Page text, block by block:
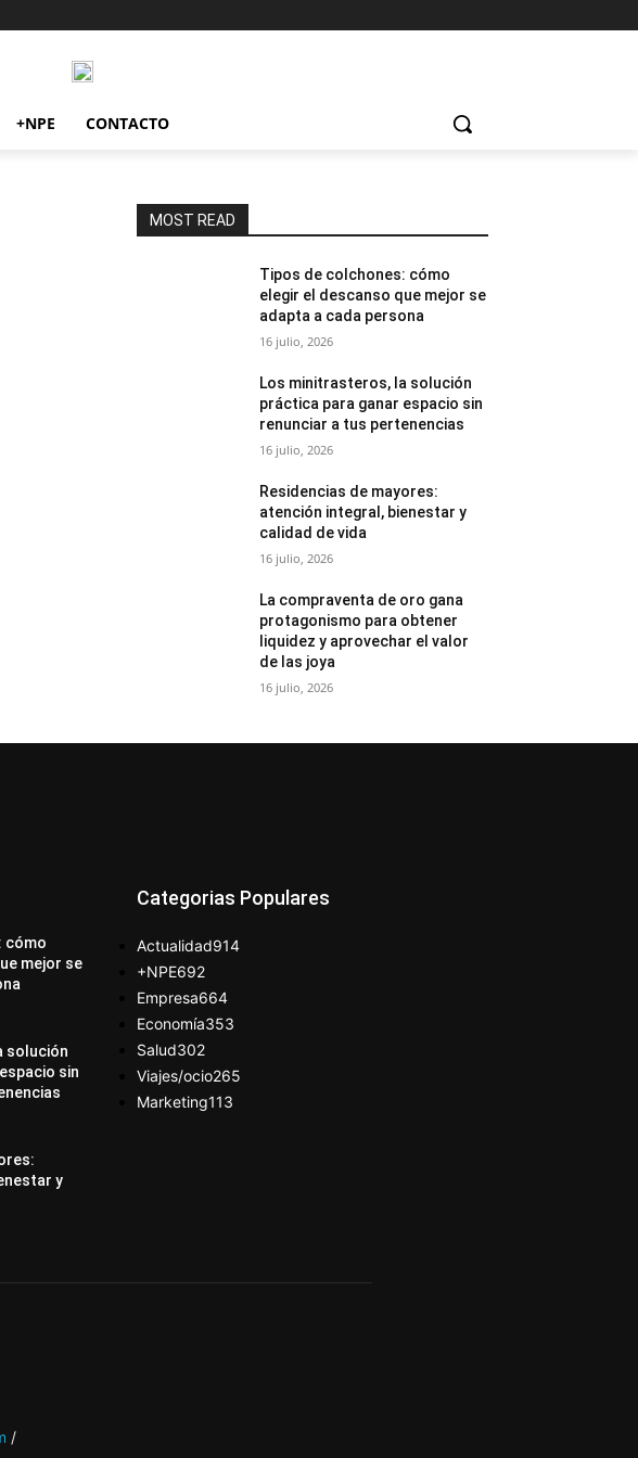
+NPE CONTACTO
MOST READ
Tipos de colchones: cómo
elegir el descanso que mejor se
adapta a cada persona
16 julio, 2026
Los minitrasteros, la solución
práctica para ganar espacio sin
renunciar a tus pertenencias
16 julio, 2026
Residencias de mayores:
atención integral, bienestar y
calidad de vida
16 julio, 2026
La compraventa de oro gana
protagonismo para obtener
liquidez y aprovechar el valor
de las joya
16 julio, 2026
cómo
mejor se
solución
sin
y
Categorias Populares
Actualidad914
+NPE692
Empresa664
Economía353
Salud302
Viajes/ocio265
Marketing113
/